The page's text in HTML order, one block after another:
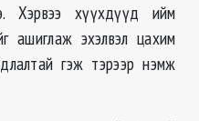
Хэрвээ хүүхдүүд ийм
ашиглаж эхэлвэл цахим
гэж тэрээр нэмж